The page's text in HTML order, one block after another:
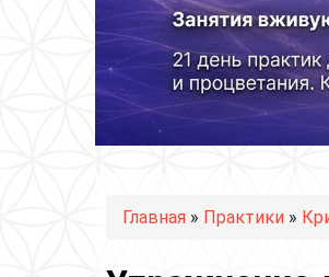
Вы здесь
Главная » Практики »